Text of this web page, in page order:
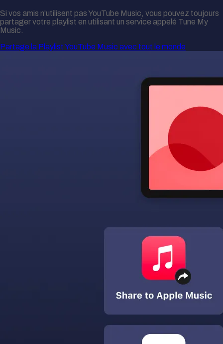
Si vos amis n'utilisent pas YouTube Music, vous pouvez toujours
partager votre playlist en utilisant un service appelé Tune My
Music.
Partage la Playlist YouTube Music avec tout le monde